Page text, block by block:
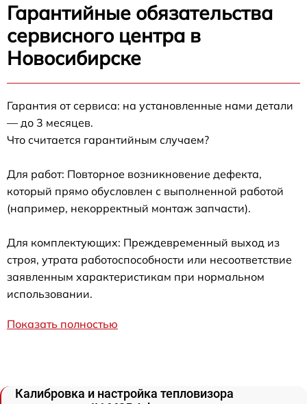
Гарантийные обязательства
сервисного центра в
Новосибирске
Гарантия от сервиса: на установленные нами детали
— до 3 месяцев.
Что считается гарантийным случаем?
Для работ: Повторное возникновение дефекта,
который прямо обусловлен с выполненной работой
(например, некорректный монтаж запчасти).
Для комплектующих: Преждевременный выход из
строя, утрата работоспособности или несоответствие
заявленным характеристикам при нормальном
использовании.
Показать полностью
Калибровка и настройка тепловизора